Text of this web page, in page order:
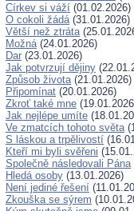
Církev si váží (01.02.2026)
O cokoli žádá(31.01.2026)
Větší než ztráta
Možná(24.01.2026)
Dar (23.01.2026)
Jak potvrzují dějiny
Způsob života(21.01.2026)
Připomínat (20.01.2026)
Zkroť také mne
Jak nejlépe umíte
Ve zmatcích tohoto světa
S láskou a trpělivostí
Kteří mi byli svěřeni
Společně následovali Pána
Hledá osoby (13.01.2026)
Není jediné řešení
Zkouška se sýrem